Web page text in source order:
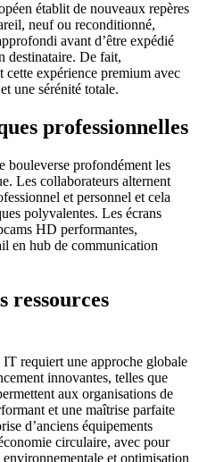
établit de nouveaux repères
neuf ou reconditionné,
avant d’être expédié
destinataire. De fait,
cette expérience premium avec
une sérénité totale.
professionnelles
bouleverse profondément les
Les collaborateurs alternent
et personnel et cela
polyvalentes. Les écrans
HD performantes,
en hub de communication
ressources
requiert une approche globale
innovantes, telles que
aux organisations de
et une maîtrise parfaite
d’anciens équipements
circulaire, avec pour
et optimisation